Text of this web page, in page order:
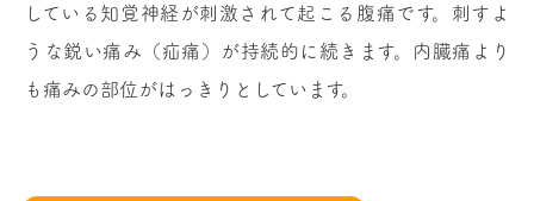
している知覚神経が刺激されて起こる腹痛です。刺すよ
うな鋭い痛み（疝痛）が持続的に続きます。内臓痛より
も痛みの部位がはっきりとしています。